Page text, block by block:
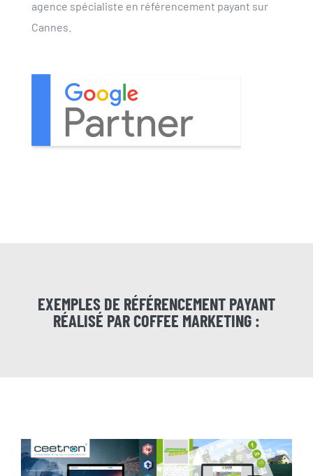
agence spécialiste en référencement payant sur
Cannes.
EXEMPLES DE RÉFÉRENCEMENT PAYANT
RÉALISÉ PAR COFFEE MARKETING :